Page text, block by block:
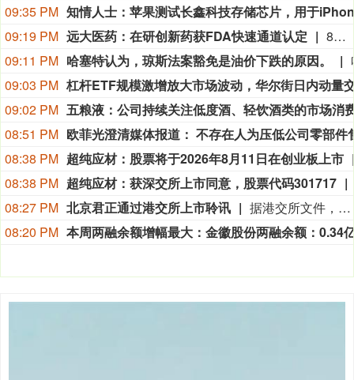
09:35 PM
09:19 PM 远大医药：在研创新药获FDA快速通道认定
8月9日，远大医药（00512.HK）披露公告，公司FAP靶点创新核药GPN01530-2获得美国FDA授予快速通道资格（FTD）。GPN01530-2目前已获FDA批准开展用于诊断实体瘤的I/II期临床研究，此次获快速通道资格认定，有望加快GPN01530-2未来开发及上市进程。
09:11 PM 哈塞特认为，琼斯法案豁免是油价下跌的原因。
09:03 PM
09:02 PM
08:51 PM
08:38 PM 超纯应材：股票将于2026年8月11日在创业板上市
08:38 PM 超纯应材：获深交所上市同意，股票代码301717
08:27 PM 北京君正通过港交所上市聆讯
据港交所文件，8月9日，北京君正集成电路股份有限公司更新聆讯后资料集，意味着该公司港交所IPO通过聆讯。
08:20 PM